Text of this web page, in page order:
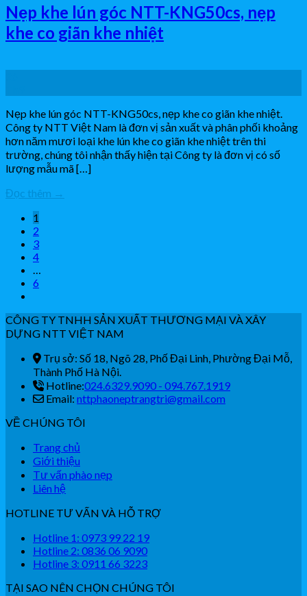
Nẹp khe lún góc NTT-KNG50cs, nẹp
khe co giãn khe nhiệt
Nẹp khe lún góc NTT-KNG50cs, nẹp khe co giãn khe nhiệt.
Công ty NTT Việt Nam là đơn vị sản xuất và phân phối khoảng
hơn năm mươi loại khe lún khe co giãn khe nhiệt trên thi
trường, chúng tôi nhận thấy hiện tại Công ty là đơn vị có số
lượng mẫu mã […]
Đọc thêm →
1
2
3
4
…
6
CÔNG TY TNHH SẢN XUẤT THƯƠNG MẠI VÀ XÂY
DỰNG NTT VIỆT NAM
Trụ sở: Số 18, Ngõ 28, Phố Đại Linh, Phường Đại Mỗ,
Thành Phố Hà Nội.
Hotline:024.6329.9090 - 094.767.1919
Email: nttphaoneptrangtri@gmail.com
VỀ CHÚNG TÔI
Trang chủ
Giới thiệu
Tư vấn phào nẹp
Liên hệ
HOTLINE TƯ VẤN VÀ HỖ TRỢ
Hotline 1: 0973 99 22 19
Hotline 2: 0836 06 9090
Hotline 3: 0911 66 3223
TẠI SAO NÊN CHỌN CHÚNG TÔI